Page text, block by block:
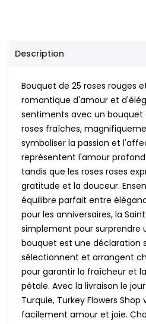
Description
Bouquet de 25 roses rouges
romantique d'amour et
sentiments avec un bouquet
roses fraîches,
symboliser la passion et
représentent l'amour
tandis que les roses roses
gratitude et la douceur.
équilibre parfait entre
pour les anniversaires, la
simplement pour surprendre
bouquet est une déclaration
sélectionnent et arrangent
pour garantir la fraîcheur et
pétale. Avec la livraison le
Turquie, Turkey Flowers
facilement amour et joie.